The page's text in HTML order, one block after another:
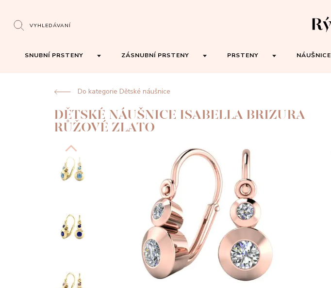
VYHLEDÁVANÍ
SNUBNÍ PRSTENY ZÁSNUBNÍ PRSTENY PRSTENY NÁUŠNICE
Do kategorie Dětské náušnice
DĚTSKÉ NÁUŠNICE ISABELLA BRIZURA
RŮŽOVÉ ZLATO